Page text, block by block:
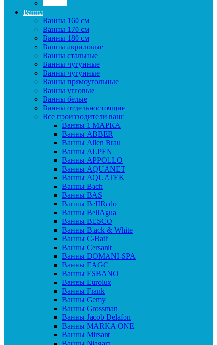
Ванны
Ванны 160 см
Ванны 170 см
Ванны 180 см
Ванны акриловые
Ванны стальные
Ванны чугунные
Ванны чугунные
Ванны прямоугольные
Ванны угловые
Ванны белые
Ванны отдельностоящие
Все производители ванн
Ванны 1 МАРКА
Ванны ABBER
Ванны Allen Brau
Ванны ALPEN
Ванны APPOLLO
Ванны AQUANET
Ванны AQUATEK
Ванны Bach
Ванны BAS
Ванны BeIIRado
Ванны BellAgua
Ванны BESCO
Ванны Black & White
Ванны C-Bath
Ванны Cersanit
Ванны DOMANI-SPA
Ванны EAGO
Ванны ESBANO
Ванны Eurolux
Ванны Frank
Ванны Gemy
Ванны Grossman
Ванны Jacob Delafon
Ванны MARKA ONE
Ванны Mirsant
Ванны Niagara